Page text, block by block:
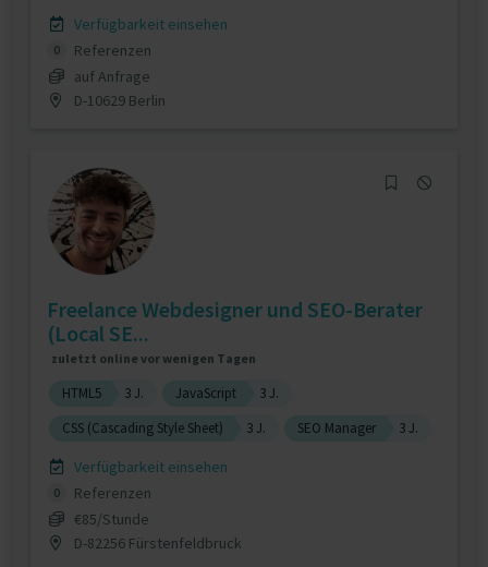
Verfügbarkeit einsehen
0
Referenzen
auf Anfrage
D-10629 Berlin
Freelance Webdesigner und SEO-Berater
(Local SE...
zuletzt online vor wenigen Tagen
HTML5 3 J. JavaScript
3 J.
CSS (Cascading Style Sheet)
3 J. SEO Manager 3 J.
Verfügbarkeit einsehen
0
Referenzen
€85/Stunde
D-82256 Fürstenfeldbruck